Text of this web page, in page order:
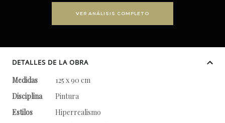
VER ANÁLISIS COMPLETO
DETALLES DE LA OBRA
Medidas
125 x 90 cm
Disciplina
Pintura
Estilos
Hiperrealismo